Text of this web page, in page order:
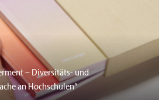
– Diversitäts- und
an Hochschulen“